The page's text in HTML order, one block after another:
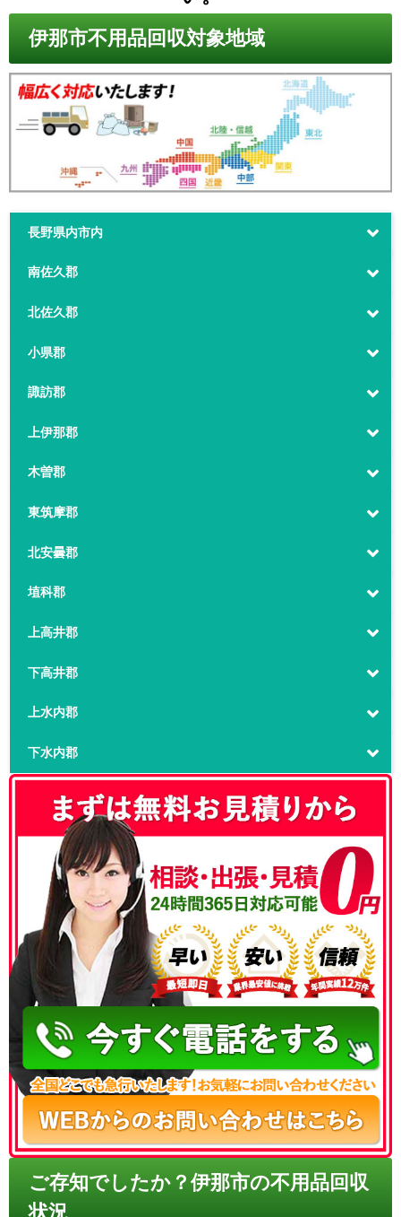
伊那市不用品回収対象地域
長野県内市内
南佐久郡
北佐久郡
小県郡
諏訪郡
上伊那郡
木曽郡
東筑摩郡
北安曇郡
埴科郡
上高井郡
下高井郡
上水内郡
下水内郡
050-3186-4780
ご存知でしたか？伊那市の不用品回収
状況